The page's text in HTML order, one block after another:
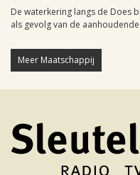
De waterkering langs de Does
als gevolg van de
Meer Maatschappij